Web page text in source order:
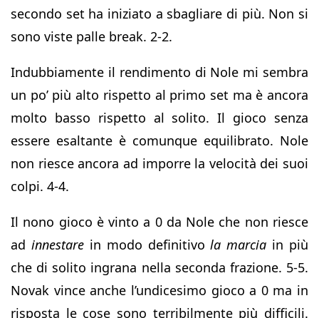
secondo set ha iniziato a sbagliare di più. Non si
sono viste palle break. 2-2.
Indubbiamente il rendimento di Nole mi sembra
un po’ più alto rispetto al primo set ma è ancora
molto basso rispetto al solito. Il gioco senza
essere esaltante è comunque equilibrato. Nole
non riesce ancora ad imporre la velocità dei suoi
colpi. 4-4.
Il nono gioco è vinto a 0 da Nole che non riesce
ad innestare in modo definitivo la marcia in più
che di solito ingrana nella seconda frazione. 5-5.
Novak vince anche l’undicesimo gioco a 0 ma in
risposta le cose sono terribilmente più difficili.